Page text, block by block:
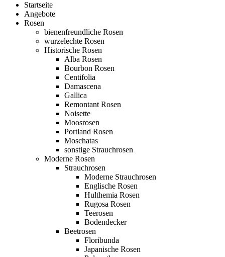
Startseite
Angebote
Rosen
bienenfreundliche Rosen
wurzelechte Rosen
Historische Rosen
Alba Rosen
Bourbon Rosen
Centifolia
Damascena
Gallica
Remontant Rosen
Noisette
Moosrosen
Portland Rosen
Moschatas
sonstige Strauchrosen
Moderne Rosen
Strauchrosen
Moderne Strauchrosen
Englische Rosen
Hulthemia Rosen
Rugosa Rosen
Teerosen
Bodendecker
Beetrosen
Floribunda
Japanische Rosen